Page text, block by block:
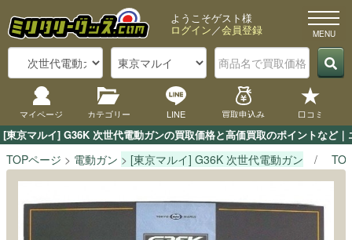
[東京マルイ] G36K 次世代電動ガンの買取価格と高価買取のポイントなど
ようこそゲスト様
ログイン／会員登録
マイページ カテゴリー LINE 買取申込み 口コミ
TOPページ 電動ガン [東京マルイ] G36K 次世代電動ガン